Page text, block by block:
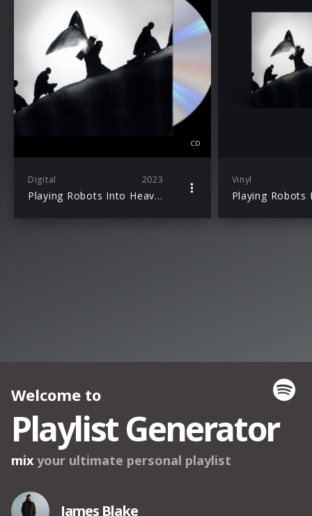
CD
Digital 2023
Playing Robots Into Heaven
Vinyl